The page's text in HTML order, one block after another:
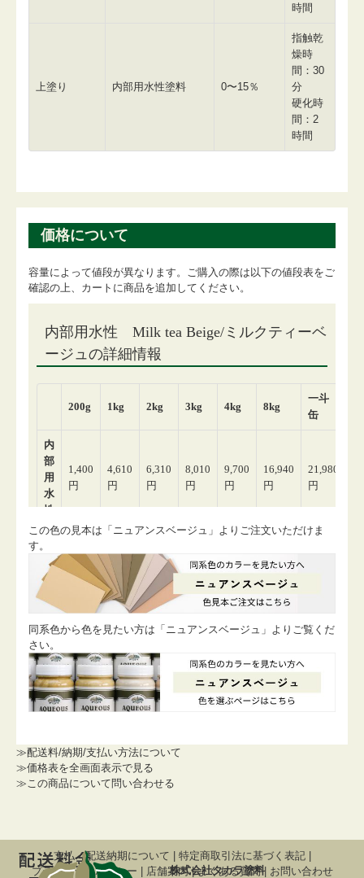
時間
上塗り 内部用水性塗料 0〜15％
指触乾
燥時
間：30
分
硬化時
間：2
時間
価格について
容量によって値段が異なります。ご購入の際は以下の値段表をご
確認の上、カートに商品を追加してください。
この色の見本は「ニュアンスベージュ」よりご注文いただけま
す。
同系色から色を見たい方は「ニュアンスベージュ」よりご覧くだ
さい。
≫配送料/納期/支払い方法について
≫価格表を全画面表示で見る
≫この商品について問い合わせる
株式会社タカラ塗料
支払・配送納期について 特定商取引法に基づく表記|
プライバシーポリシー
店舗案内| よくある質問| お問い合わせ